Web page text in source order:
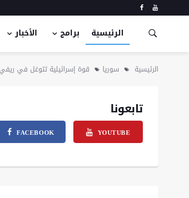
الرئيسية برامج الأخبار
الرئيسية سوريا قوة إسرائيلية تتوغل في
تابعونا
FACEBOOK YOUTUBE